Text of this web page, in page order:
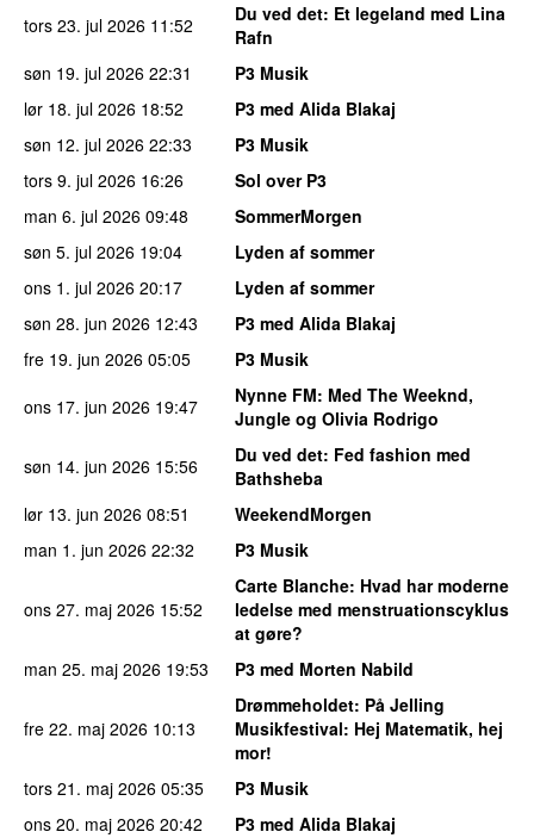
tors 23. jul 2026 11:52 Du ved det: Et legeland med Lina
Rafn
søn 19. jul 2026 22:31
P3 Musik
lør 18. jul 2026 18:52
P3 med Alida Blakaj
søn 12. jul 2026 22:33
P3 Musik
tors 9. jul 2026 16:26
Sol over P3
man 6. jul 2026 09:48
SommerMorgen
søn 5. jul 2026 19:04
Lyden af sommer
ons 1. jul 2026 20:17
Lyden af sommer
søn 28. jun 2026 12:43
P3 med Alida Blakaj
fre 19. jun 2026 05:05
P3 Musik
ons 17. jun 2026 19:47 Nynne FM: Med The Weeknd,
Jungle og Olivia Rodrigo
søn 14. jun 2026 15:56 Du ved det: Fed fashion med
Bathsheba
lør 13. jun 2026 08:51
WeekendMorgen
man 1. jun 2026 22:32 P3 Musik
ons 27. maj 2026 15:52
Carte Blanche: Hvad har moderne
ledelse med menstruationscyklus
at gøre?
man 25. maj 2026 19:53 P3 med Morten Nabild
fre 22. maj 2026 10:13
Drømmeholdet: På Jelling
Musikfestival: Hej Matematik, hej
mor!
tors 21. maj 2026 05:35
P3 Musik
ons 20. maj 2026 20:42
P3 med Alida Blakaj